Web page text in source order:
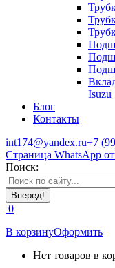
Isuzu
Блог
Контакты
int174@yandex.ru+7
Страница WhatsApp
Поиск:
0
В корзинуОформить
Нет товаров в